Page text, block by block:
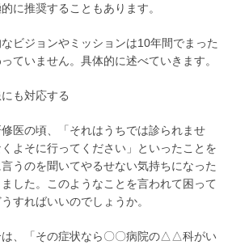
に推奨することもあります。
ビジョンやミッションは10年間でまった
ていません。具体的に述べていきます。
も対応する
医の頃、「それはうちでは診られませ
よそに行ってください」といったことを
うのを聞いてやるせない気持ちになった
した。このようなことを言われて困って
すればいいのでしょうか。
、「その症状なら〇〇病院の△△科がい